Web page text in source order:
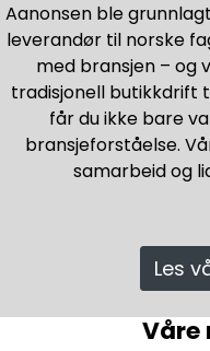
Aanonsen ble
leverandør til norske
med bransjen – og
tradisjonell butikkdrift
får du ikke bare
bransjeforståelse.
samarbeid og
Les
Våre